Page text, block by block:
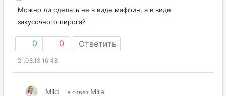
Можно ли сделать не в виде маффин, а в виде
закусочного пирога?
0 0 Ответить
21.08.18 16:43
Mild в ответ Mira